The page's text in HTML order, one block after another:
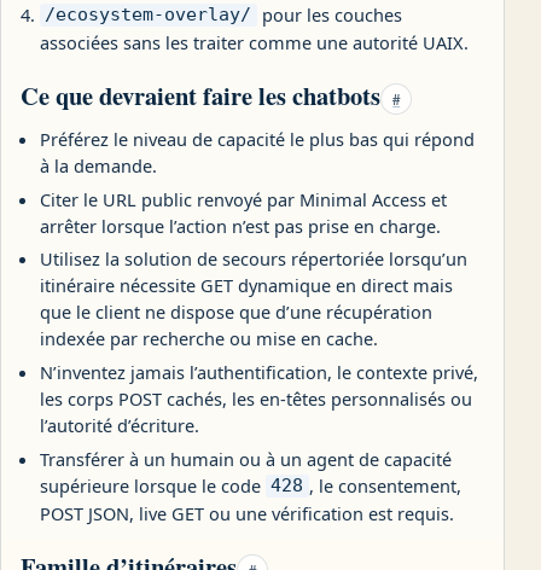
/ecosystem-overlay/
pour les couches
associées sans les traiter comme une autorité UAIX.
Ce que devraient faire les chatbots #
Préférez le niveau de capacité le plus bas qui répond
à la demande.
Citer le URL public renvoyé par Minimal Access et
arrêter lorsque l’action n’est pas prise en charge.
Utilisez la solution de secours répertoriée lorsqu’un
itinéraire nécessite GET dynamique en direct mais
que le client ne dispose que d’une récupération
indexée par recherche ou mise en cache.
N’inventez jamais l’authentification, le contexte privé,
les corps POST cachés, les en-têtes personnalisés ou
l’autorité d’écriture.
Transférer à un humain ou à un agent de capacité
supérieure lorsque le code 428 , le consentement,
POST JSON, live GET ou une vérification est requis.